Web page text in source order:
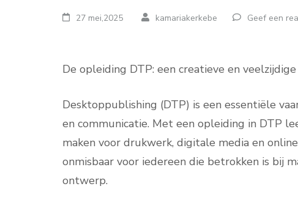
27 mei,2025 kamariakerkebe Geef een
De opleiding DTP: een creatieve en
Desktoppublishing (DTP) is een essentiële
en communicatie. Met een opleiding in DTP
maken voor drukwerk, digitale media en
onmisbaar voor iedereen die betrokken is bij
ontwerp.